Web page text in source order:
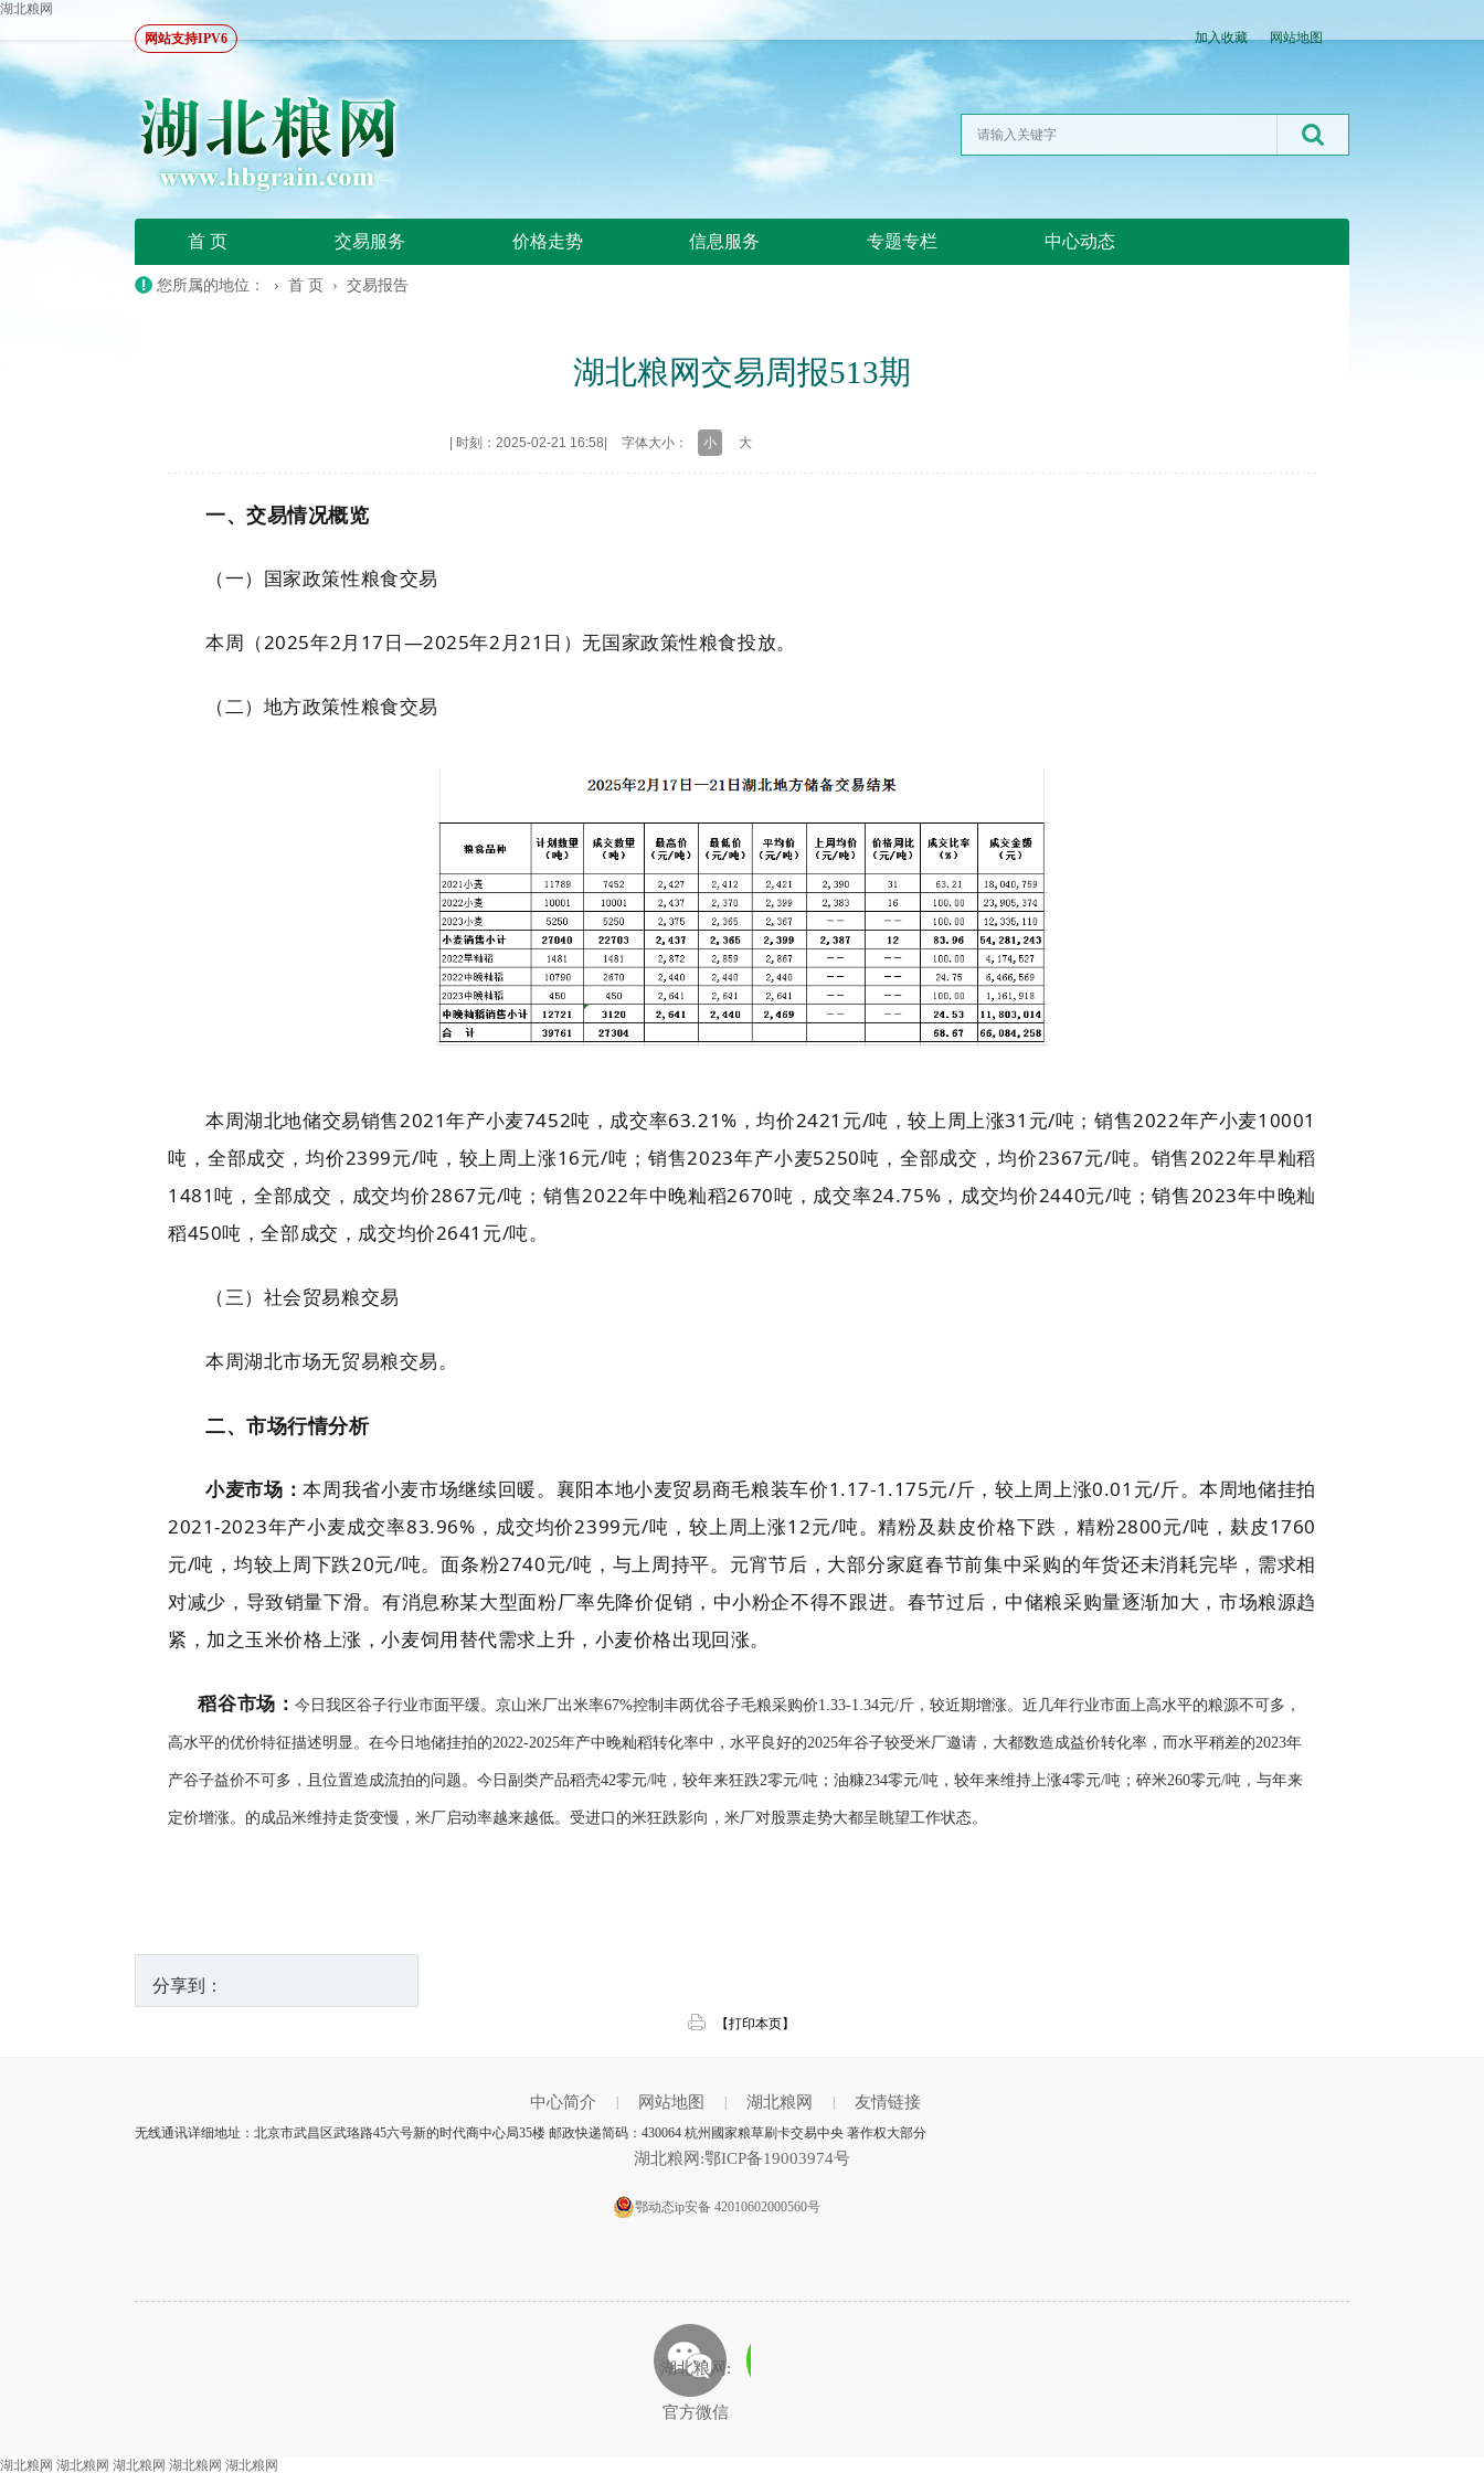
湖北粮网
网站支持IPV6
加入收藏 网站地图
首 页 交易服务 价格走势 信息服务 专题专栏 中心动态
您所属的地位： › 首 页 › 交易报告
湖北粮网交易周报513期
时刻：2025-02-21 16:58 字体大小： 小 大
一、交易情况概览
（一）国家政策性粮食交易
本周（2025年2月17日—2025年2月21日）无国家政策性粮食投放。
（二）地方政策性粮食交易
本周湖北地储交易销售2021年产小麦7452吨，成交率63.21%，均价2421元/吨，较上周上涨31元/吨；销售2022年产小麦10001
吨，全部成交，均价2399元/吨，较上周上涨16元/吨；销售2023年产小麦5250吨，全部成交，均价2367元/吨。销售2022年早籼稻
1481吨，全部成交，成交均价2867元/吨；销售2022年中晚籼稻2670吨，成交率24.75%，成交均价2440元/吨；销售2023年中晚籼
稻450吨，全部成交，成交均价2641元/吨。
（三）社会贸易粮交易
本周湖北市场无贸易粮交易。
二、市场行情分析
小麦市场：本周我省小麦市场继续回暖。襄阳本地小麦贸易商毛粮装车价1.17-1.175元/斤，较上周上涨0.01元/斤。本周地储挂拍
2021-2023年产小麦成交率83.96%，成交均价2399元/吨，较上周上涨12元/吨。精粉及麸皮价格下跌，精粉2800元/吨，麸皮1760
元/吨，均较上周下跌20元/吨。面条粉2740元/吨，与上周持平。元宵节后，大部分家庭春节前集中采购的年货还未消耗完毕，需求相
对减少，导致销量下滑。有消息称某大型面粉厂率先降价促销，中小粉企不得不跟进。春节过后，中储粮采购量逐渐加大，市场粮源趋
紧，加之玉米价格上涨，小麦饲用替代需求上升，小麦价格出现回涨。
稻谷市场：今日我区谷子行业市面平缓。京山米厂出米率67%控制丰两优谷子毛粮采购价1.33-1.34元/斤，较近期增涨。近几年行业市面上高水平的粮源不可多，
高水平的优价特征描述明显。在今日地储挂拍的2022-2025年产中晚籼稻转化率中，水平良好的2025年谷子较受米厂邀请，大都数造成益价转化率，而水平稍差的2023年
产谷子益价不可多，且位置造成流拍的问题。今日副类产品稻壳42零元/吨，较年来狂跌2零元/吨；油糠234零元/吨，较年来维持上涨4零元/吨；碎米260零元/吨，与年来
定价增涨。的成品米维持走货变慢，米厂启动率越来越低。受进口的米狂跌影向，米厂对股票走势大都呈眺望工作状态。
分享到：
【打印本页】
中心简介 网站地图 湖北粮网 友情链接
无线通讯详细地址：北京市武昌区武珞路45六号新的时代商中心局35楼 邮政快递简码：430064 杭州國家粮草刷卡交易中央 著作权大部分
湖北粮网:鄂ICP备19003974号
鄂动态ip安备 42010602000560号
湖北粮网:
官方微信
湖北粮网 湖北粮网 湖北粮网 湖北粮网 湖北粮网